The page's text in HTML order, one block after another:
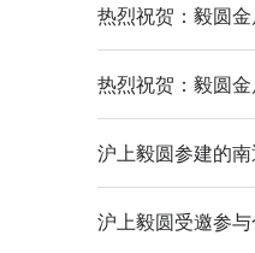
热烈祝贺：毅圆
热烈祝贺：毅圆
沪上毅圆参建的
沪上毅圆受邀参